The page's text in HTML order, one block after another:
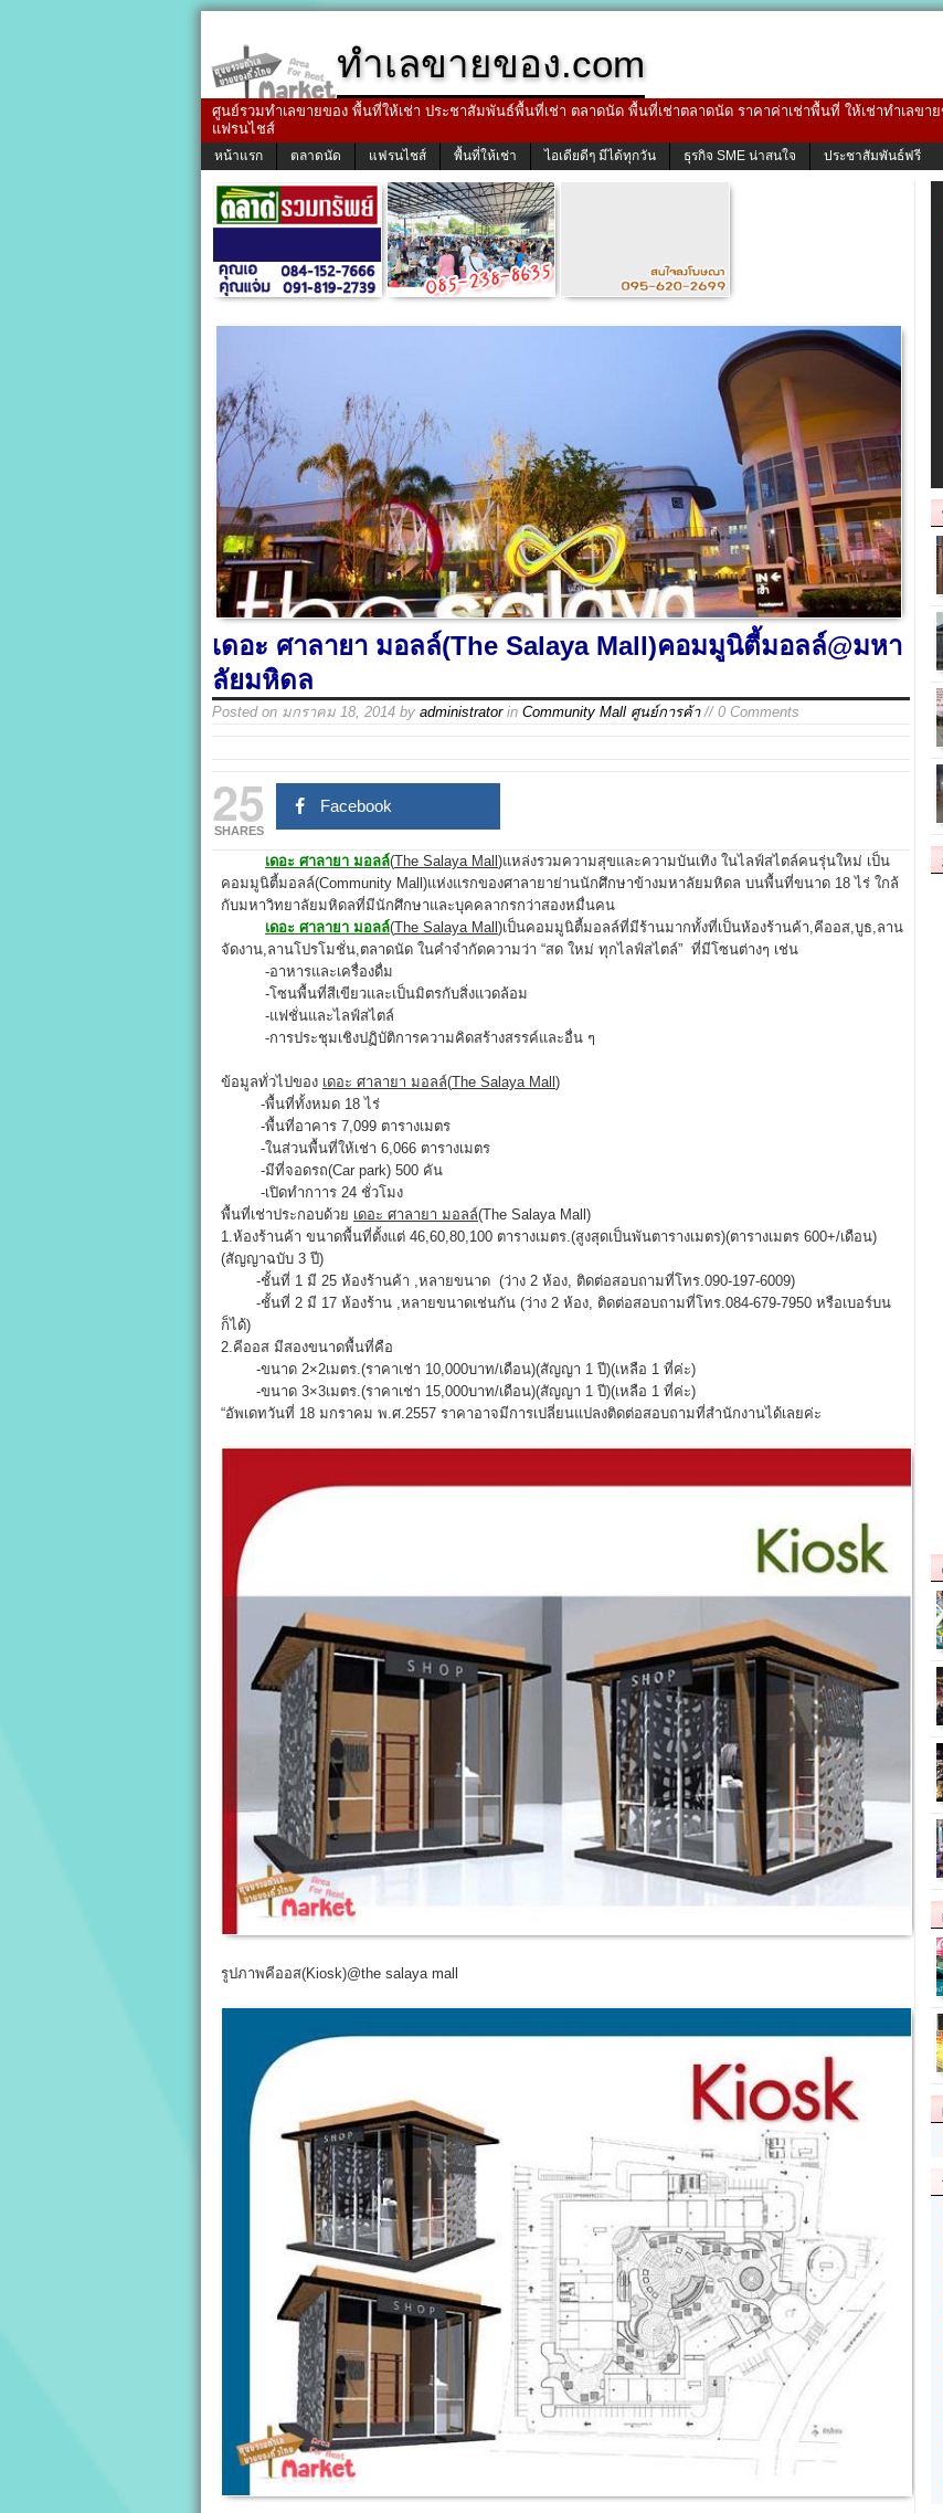
ทำเลขายของ.com
ศูนย์รวมทำเลขายของ พื้นที่ให้เช่า ประชาสัมพันธ์พื้นที่เช่า ตลาดนัด พื้นที่เช่าตลาดนัด ราคาค่าเช่าพื้นที่ ให้เช่าทำเลข
แฟรนไชส์
หน้าแรก ตลาดนัด แฟรนไชส์ พื้นที่ให้เช่า ไอเดียดีๆ มีได้ทุกวัน ธุรกิจ SME น่าสนใจ ประชาสัมพันธ์ฟรี
เดอะ ศาลายา มอลล์(The Salaya Mall)คอมมูนิตี้มอลล์@มหา
ลัยมหิดล
Posted on มกราคม 18, 2014 by administratorin Community Mall ศูนย์การค้า// 0 Comments
25
SHARES
Facebook
เดอะ ศาลายา มอลล์(The Salaya Mall)แหล่งรวมความสุขและความบันเทิง ในไลฟ์สไตล์คนรุ่นใหม่ เป็น
คอมมูนิตี้มอลล์(Community Mall)แห่งแรกของศาลายาย่านนักศึกษาข้างมหาลัยมหิดล บนพื้นที่ขนาด 18 ไร่ ใกล้
กับมหาวิทยาลัยมหิดลที่มีนักศึกษาและบุคคลากรกว่าสองหมื่นคน
เดอะ ศาลายา มอลล์(The Salaya Mall)เป็นคอมมูนิตี้มอลล์ที่มีร้านมากทั้งที่เป็นห้องร้านค้า,คีออส,บูธ,ลาน
จัดงาน,ลานโปรโมชั่น,ตลาดนัด ในคำจำกัดความว่า “สด ใหม่ ทุกไลฟ์สไตล์” ที่มีโซนต่างๆ เช่น
-อาหารและเครื่องดื่ม
-โซนพื้นที่สีเขียวและเป็นมิตรกับสิ่งแวดล้อม
-แฟชั่นและไลฟ์สไตล์
-การประชุมเชิงปฏิบัติการความคิดสร้างสรรค์และอื่น ๆ
ข้อมูลทั่วไปของ เดอะ ศาลายา มอลล์(The Salaya Mall)
-พื้นที่ทั้งหมด 18 ไร่
-พื้นที่อาคาร 7,099 ตารางเมตร
-ในส่วนพื้นที่ให้เช่า 6,066 ตารางเมตร
-มีที่จอดรถ(Car park) 500 คัน
-เปิดทำกาาร 24 ชั่วโมง
พื้นที่เช่าประกอบด้วย เดอะ ศาลายา มอลล์(The Salaya Mall)
1.ห้องร้านค้า ขนาดพื้นที่ตั้งแต่ 46,60,80,100 ตารางเมตร.(สูงสุดเป็นพันตารางเมตร)(ตารางเมตร 600+/เดือน)
(สัญญาฉบับ 3 ปี)
-ชั้นที่ 1 มี 25 ห้องร้านค้า ,หลายขนาด (ว่าง 2 ห้อง, ติดต่อสอบถามที่โทร.090-197-6009)
-ชั้นที่ 2 มี 17 ห้องร้าน ,หลายขนาดเช่นกัน (ว่าง 2 ห้อง, ติดต่อสอบถามที่โทร.084-679-7950 หรือเบอร์บน
ก็ได้)
2.คีออส มีสองขนาดพื้นที่คือ
-ขนาด 2×2เมตร.(ราคาเช่า 10,000บาท/เดือน)(สัญญา 1 ปี)(เหลือ 1 ที่ค่ะ)
-ขนาด 3×3เมตร.(ราคาเช่า 15,000บาท/เดือน)(สัญญา 1 ปี)(เหลือ 1 ที่ค่ะ)
“อัพเดทวันที่ 18 มกราคม พ.ศ.2557 ราคาอาจมีการเปลี่ยนแปลงติดต่อสอบถามที่สำนักงานได้เลยค่ะ
รูปภาพคีออส(Kiosk)@the salaya mall